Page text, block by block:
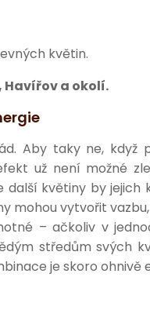
květin.
Havířov a okolí.
Aby taky ne, když
už není možné
květiny by jejich
mohou vytvořit
– ačkoliv v
středům svých
je skoro ohnivě